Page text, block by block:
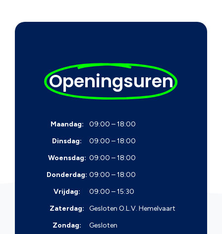
Openingsuren
Maandag:
09:00 – 18:00
Dinsdag:
09:00 – 18:00
Woensdag: 09:00 – 18:00
Donderdag: 09:00 – 18:00
Vrijdag:
09:00 – 15:30
Zaterdag:
Gesloten O.L.V. Hemelvaart
Zondag:
Gesloten